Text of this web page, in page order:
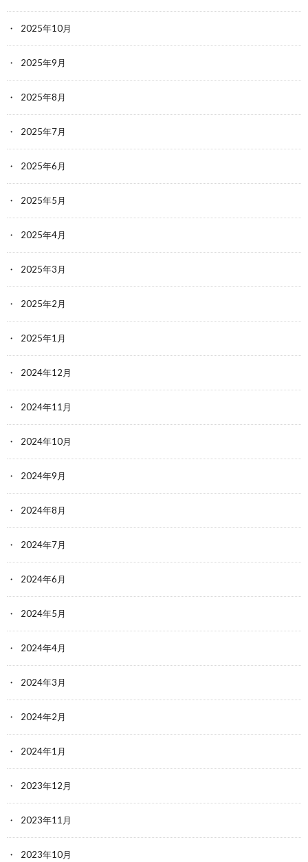
2025年10月
2025年9月
2025年8月
2025年7月
2025年6月
2025年5月
2025年4月
2025年3月
2025年2月
2025年1月
2024年12月
2024年11月
2024年10月
2024年9月
2024年8月
2024年7月
2024年6月
2024年5月
2024年4月
2024年3月
2024年2月
2024年1月
2023年12月
2023年11月
2023年10月